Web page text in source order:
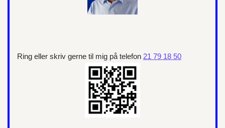
Ring eller skriv gerne til mig på telefon 21 79 18 50